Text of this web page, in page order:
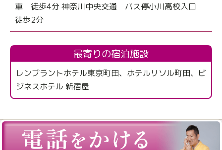
車 徒歩4分 神奈川中央交通 バス停小川高校入口
徒歩2分
最寄りの宿泊施設
レンブラントホテル東京町田、ホテルリソル町田、ビ
ジネスホテル 新宿屋